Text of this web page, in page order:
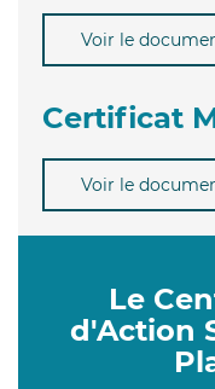
Voir le
Certificat
Voir le
Le
d'Action